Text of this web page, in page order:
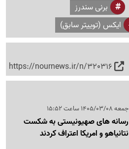
برنی سندرز
ایکس (توییتر سابق)
https://nournews.ir/n/320316
جمعه 1405/03/08 ساعت 15:52
رسانه های صهیونیستی به شکست
نتانیاهو و امریکا اعتراف کردند